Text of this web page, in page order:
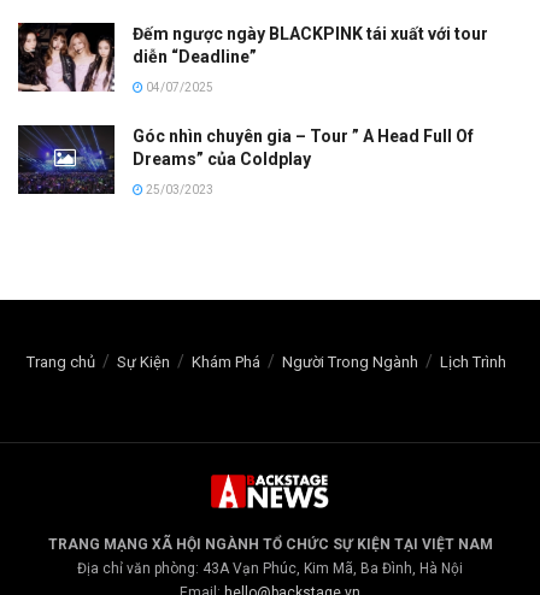
Đếm ngược ngày BLACKPINK tái xuất với tour
diễn “Deadline”
04/07/2025
Góc nhìn chuyên gia – Tour ” A Head Full Of
Dreams” của Coldplay
25/03/2023
Trang chủ Sự Kiện Khám Phá Người Trong Ngành Lịch Trình
TRANG MẠNG XÃ HỘI NGÀNH TỔ CHỨC SỰ KIỆN TẠI VIỆT NAM
Địa chỉ văn phòng: 43A Vạn Phúc, Kim Mã, Ba Đình, Hà Nội